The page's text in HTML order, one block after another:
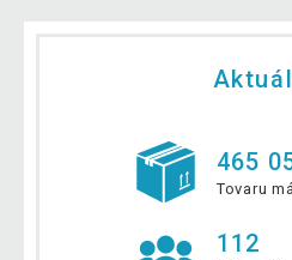
465
Tovaru
112